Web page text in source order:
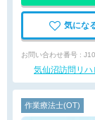
気にな
お問い合わせ番号 :
気仙沼訪問リ
作業療法士(OT)